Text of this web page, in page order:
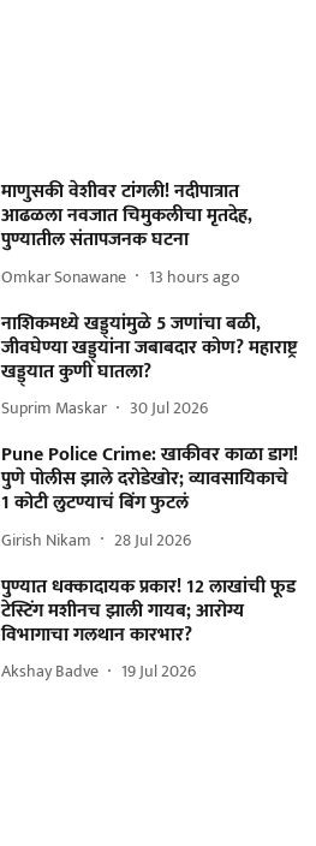
माणुसकी वेशीवर टांगली! नदीपात्रात
आढळला नवजात चिमुकलीचा मृतदेह,
पुण्यातील संतापजनक घटना
Omkar Sonawane 13 hours ago
नाशिकमध्ये खड्ड्यांमुळे 5 जणांचा बळी,
जीवघेण्या खड्ड्यांना जबाबदार कोण? महाराष्ट्र
खड्ड्यात कुणी घातला?
Suprim Maskar 30 Jul 2026
Pune Police Crime: खाकीवर काळा डाग!
पुणे पोलीस झाले दरोडेखोर; व्यावसायिकाचे
1 कोटी लुटण्याचं बिंग फुटलं
Girish Nikam 28 Jul 2026
पुण्यात धक्कादायक प्रकार! 12 लाखांची फूड
टेस्टिंग मशीनच झाली गायब; आरोग्य
विभागाचा गलथान कारभार?
Akshay Badve 19 Jul 2026